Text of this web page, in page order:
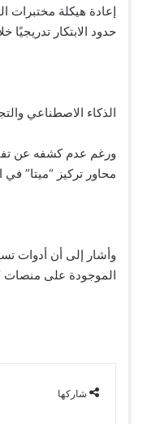
إعادة هيكلة مختبرات
حدود الابتكار تدريجيًا
الذكاء الاصطناعي
ورغم عدم كشفه عن
محاور تركيز “ميتا” في
وأشار إلى أن أدوات
الموجودة على منصات
شاركها